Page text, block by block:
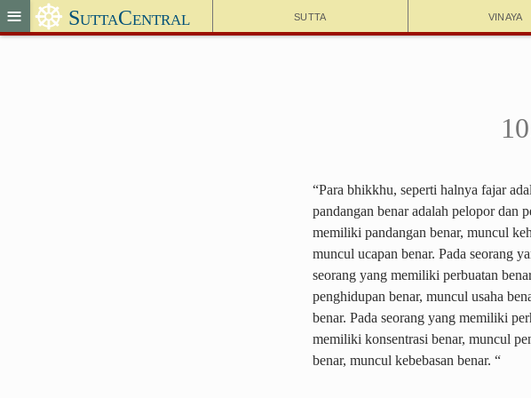
Sutta Vinaya
≡ ☸ SuttaCentral
“Para bhikkhu, seperti halnya fajar
pandangan benar adalah pelopor dan
memiliki pandangan benar, muncul
muncul ucapan benar. Pada seorang
seorang yang memiliki perbuatan
penghidupan benar, muncul usaha
benar. Pada seorang yang memiliki
memiliki konsentrasi benar, muncul
benar, muncul kebebasan benar. “